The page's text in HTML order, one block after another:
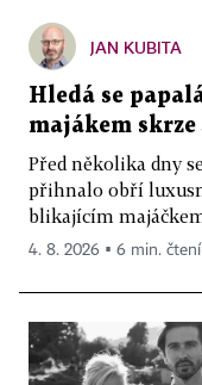
JAN KUBITA
Hledá se
majákem
Před několika dny
přihnalo obří
blikajícím
4. 8. 2026 ▪ 6 min. čtení